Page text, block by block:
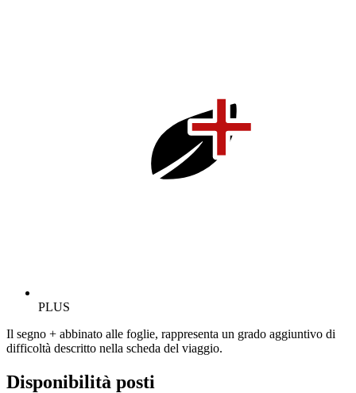
PLUS
Il segno + abbinato alle foglie, rappresenta un grado aggiuntivo di
difficoltà descritto nella scheda del viaggio.
Disponibilità posti